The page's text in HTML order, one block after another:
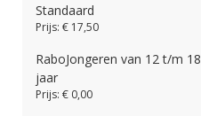
Standaard
Prijs: € 17,50
RaboJongeren van 12 t/m 18
jaar
Prijs: € 0,00